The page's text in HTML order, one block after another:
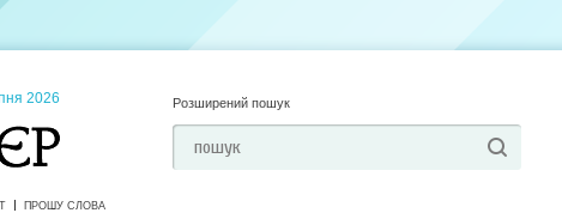
2026 Розширений пошук
ПРОШУ СЛОВА